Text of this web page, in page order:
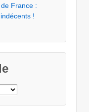
France :
!